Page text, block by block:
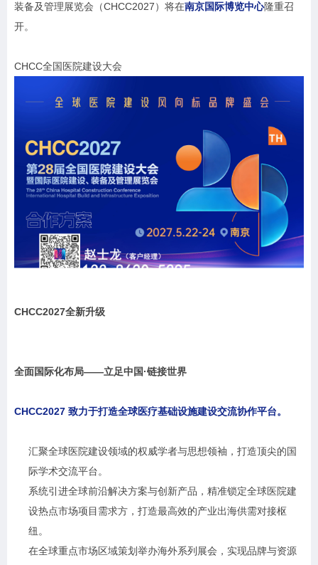
装备及管理展览会（CHCC2027）将在南京国际博览中心隆重召
开。
CHCC全国医院建设大会
CHCC2027全新升级
全面国际化布局——立足中国·链接世界
CHCC2027 致力于打造全球医疗基础设施建设交流协作平台。
汇聚全球医院建设领域的权威学者与思想领袖，打造顶尖的国
际学术交流平台。
系统引进全球前沿解决方案与创新产品，精准锁定全球医院建
设热点市场项目需求方，打造最高效的产业出海供需对接枢
纽。
在全球重点市场区域策划举办海外系列展会，实现品牌与资源